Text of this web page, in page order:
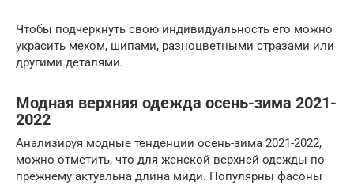
Чтобы подчеркнуть свою индивидуальность его можно
украсить мехом, шипами, разноцветными стразами или
другими деталями.
Модная верхняя одежда осень-зима 2021-
2022
Анализируя модные тенденции осень-зима 2021-2022,
можно отметить, что для женской верхней одежды по-
прежнему актуальна длина миди. Популярны фасоны